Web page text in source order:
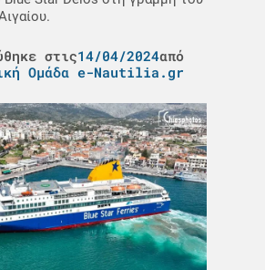
στις14/04/2024από
Ομάδα e-Nautilia.gr